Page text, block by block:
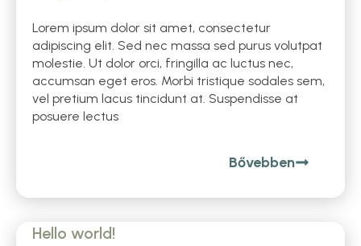
Lorem ipsum dolor sit amet, consectetur
adipiscing elit. Sed nec massa sed purus volutpat
molestie. Ut dolor orci, fringilla ac luctus nec,
accumsan eget eros. Morbi tristique sodales sem,
vel pretium lacus tincidunt at. Suspendisse at
posuere lectus
Bővebben
Hello world!